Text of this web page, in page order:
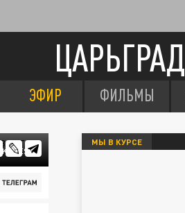
ЦАРЬГРАД
ЭФИР ФИЛЬМЫ
МЫ В КУРСЕ